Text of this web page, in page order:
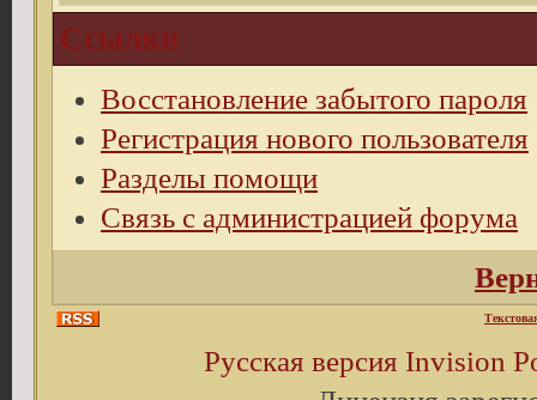
Ссылки
Восстановление забытого пароля
Регистрация нового пользователя
Разделы помощи
Связь с администрацией форума
Русская версия Invision